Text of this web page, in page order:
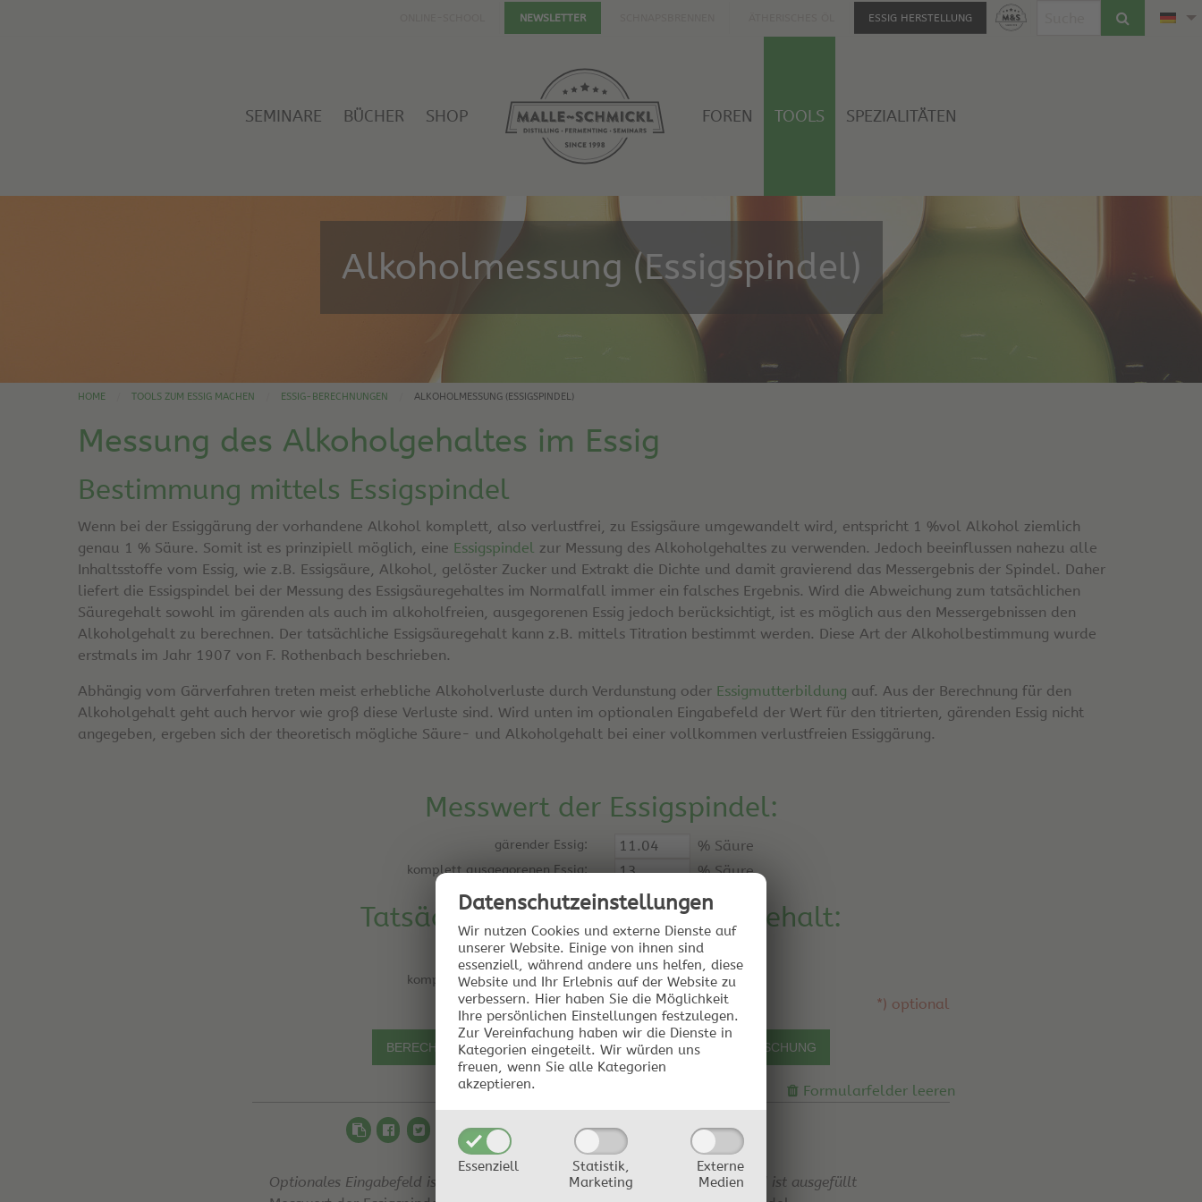
Datenschutz­einstellungen
Wir nutzen Cookies und externe Dienste auf
unserer Website. Einige von ihnen sind
essenziell, während andere uns helfen, diese
Website und Ihr Erlebnis auf der Website zu
verbessern. Hier haben Sie die Möglichkeit
Ihre persönlichen Einstellungen festzulegen.
Zur Vereinfachung haben wir die Dienste in
Kategorien eingeteilt. Wir würden uns
freuen, wenn Sie alle Kategorien
akzeptieren.
Essenziell
Statistik,
Marketing
Externe
Medien
NEWSLETTER ESSIG HERSTELLUNG
SEMINARE BÜCHER SHOP FOREN TOOLS SPEZIALITÄTEN
Alkoholmessung (Essigspindel)
HOME TOOLS ZUM ESSIG MACHEN ESSIG-BERECHNUNGEN ALKOHOLMESSUNG (ESSIGSPINDEL)
Messung des Alkoholgehaltes im Essig
Bestimmung mittels Essigspindel
Wenn bei der Essiggärung der vorhandene Alkohol komplett, also verlustfrei, zu Essigsäure umgewandelt wird, entspricht 1 %vol Alkohol ziemlich
genau 1 % Säure. Somit ist es prinzipiell möglich, eine Essigspindel zur Messung des Alkoholgehaltes zu verwenden. Jedoch beeinflussen nahezu alle
Inhaltsstoffe vom Essig, wie z.B. Essigsäure, Alkohol, gelöster Zucker und Extrakt die Dichte und damit gravierend das Messergebnis der Spindel. Daher
liefert die Essigspindel bei der Messung des Essigsäuregehaltes im Normalfall immer ein falsches Ergebnis. Wird die Abweichung zum tatsächlichen
Säuregehalt sowohl im gärenden als auch im alkoholfreien, ausgegorenen Essig jedoch berücksichtigt, ist es möglich aus den Messergebnissen den
Alkoholgehalt zu berechnen. Der tatsächliche Essigsäuregehalt kann z.B. mittels Titration bestimmt werden. Diese Art der Alkoholbestimmung wurde
erstmals im Jahr 1907 von F. Rothenbach beschrieben.
Abhängig vom Gärverfahren treten meist erhebliche Alkoholverluste durch Verdunstung oder Essigmutterbildung auf. Aus der Berechnung für den
Alkoholgehalt geht auch hervor wie groß diese Verluste sind. Wird unten im optionalen Eingabefeld der Wert für den titrierten, gärenden Essig nicht
angegeben, ergeben sich der theoretisch mögliche Säure- und Alkoholgehalt bei einer vollkommen verlustfreien Essiggärung.
Messwert der Essigspindel:
gärender Essig: % Säure
komplett ausgegorenen Essig: % Säure
Tatsächlicher (titrierter) Säuregehalt:
gärender Essig: *) % Säure
komplett ausgegorenen Essig:
% Säure
*) optional
Formularfelder leeren
Optionales Eingabefeld ist leer
Optionales Eingabefeld ist ausgefüllt